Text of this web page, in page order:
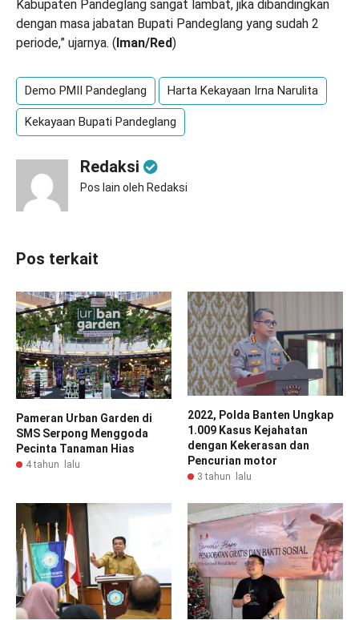
Kabupaten Pandeglang sangat lambat, jika dibandingkan
dengan masa jabatan Bupati Pandeglang yang sudah 2
periode,” ujarnya. ( Iman/Red)
Demo PMII Pandeglang Harta Kekayaan Irna Narulita
Kekayaan Bupati Pandeglang
Redaksi
Pos lain oleh Redaksi
Pos terkait
Pameran Urban Garden di
SMS Serpong Menggoda
Pecinta Tanaman Hias
4 tahun lalu
2022, Polda Banten Ungkap
1.009 Kasus Kejahatan
dengan Kekerasan dan
Pencurian motor
3 tahun lalu